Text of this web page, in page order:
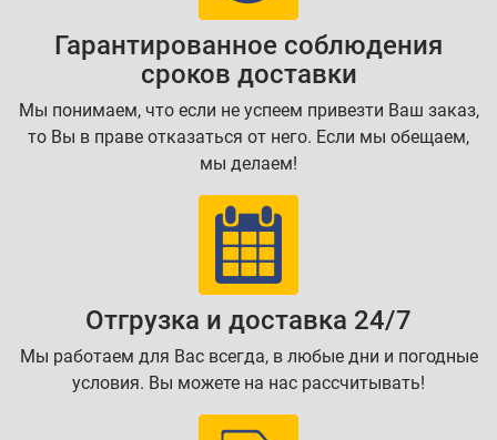
Гарантированное соблюдения
сроков доставки
Мы понимаем, что если не успеем привезти Ваш заказ,
то Вы в праве отказаться от него. Если мы обещаем,
мы делаем!
Отгрузка и доставка 24/7
Мы работаем для Вас всегда, в любые дни и погодные
условия. Вы можете на нас рассчитывать!